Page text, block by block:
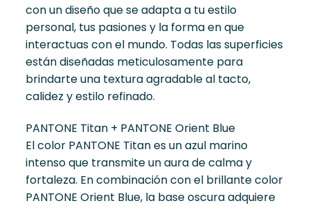
con un diseño que se adapta a tu estilo
personal, tus pasiones y la forma en que
interactuas con el mundo. Todas las superficies
están diseñadas meticulosamente para
brindarte una textura agradable al tacto,
calidez y estilo refinado.
PANTONE Titan + PANTONE Orient Blue
El color PANTONE Titan es un azul marino
intenso que transmite un aura de calma y
fortaleza. En combinación con el brillante color
PANTONE Orient Blue, la base oscura adquiere